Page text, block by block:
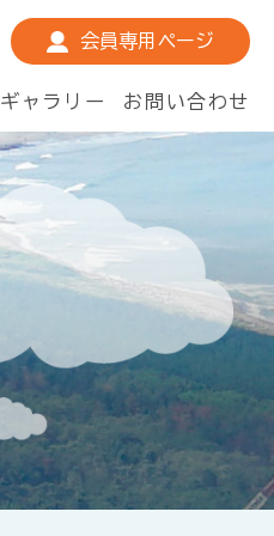
会員専用ページ
ギャラリー お問い合わせ